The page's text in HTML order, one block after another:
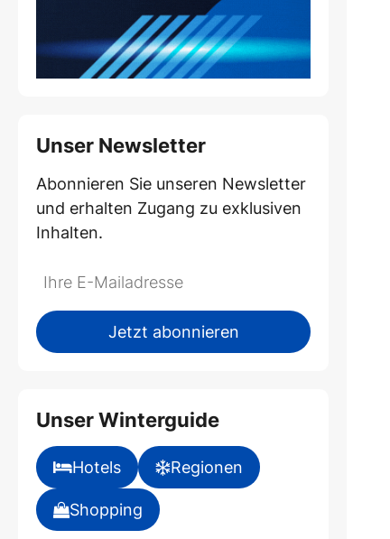
Unser Newsletter
Abonnieren Sie unseren Newsletter
und erhalten Zugang zu exklusiven
Inhalten.
Do
fill
this
*Ihre
Mailadresse:Jetzt abonnieren
Unser Winterguide
Hotels Regionen
Shopping